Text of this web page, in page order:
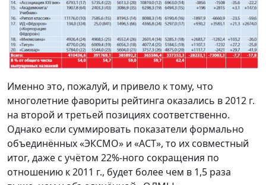
Именно это, пожалуй, и привело к тому, что
многолетние фавориты рейтинга оказались в 2012 г.
на второй и третьей позициях соответственно.
Однако если суммировать показатели формально
объединённых «ЭКСМО» и «АСТ», то их совместный
итог, даже с учётом 22%-ного сокращения по
отношению к 2011 г., будет более чем в 1,5 раза